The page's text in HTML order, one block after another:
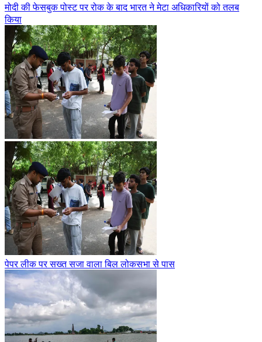
मोदी की फेसबुक पोस्ट पर रोक के बाद भारत ने मेटा अधिकारियों को तलब
किया
पेपर लीक पर सख्त सजा वाला बिल लोकसभा से पास